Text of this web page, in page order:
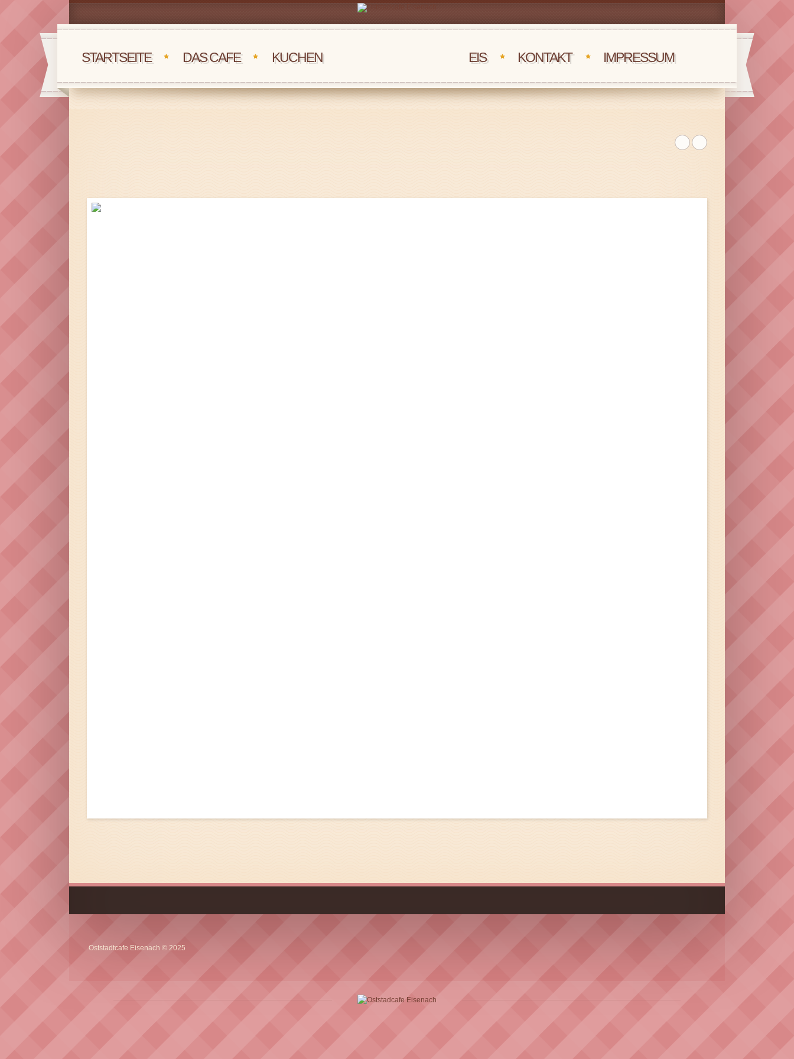
STARTSEITE DAS CAFE KUCHEN ‏‏‎ ‎‏‏‎ ‎‏‏‎ ‎EIS KONTAKT IMPRESSUM
Oststadtcafe Eisenach © 2025